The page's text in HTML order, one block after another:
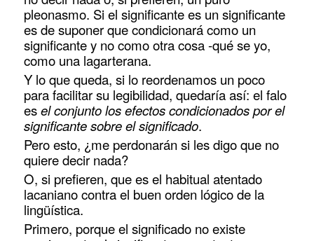
pleonasmo. Si el significante es un significante
es de suponer que condicionará como un
significante y no como otra cosa -qué se yo,
como una lagarterana.
Y lo que queda, si lo reordenamos un poco
para facilitar su legibilidad, quedaría así: el falo
esel conjunto los efectos condicionados por el
significante sobre el significado.
Pero esto, ¿me perdonarán si les digo que no
quiere decir nada?
O, si prefieren, que es el habitual atentado
lacaniano contra el buen orden lógico de la
lingüística.
Primero, porque el significado no existe